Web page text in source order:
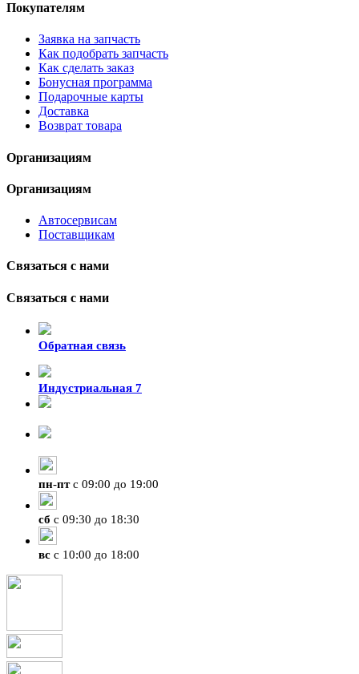
Покупателям
Заявка на запчасть
Как подобрать запчасть
Как сделать заказ
Бонусная программа
Подарочные карты
Доставка
Возврат товара
Организациям
Организациям
Автосервисам
Поставщикам
Связаться с нами
Связаться с нами
Обратная связь
Индустриальная 7
пн-птс 09:00 до 19:00
сб с 09:30 до 18:30
вс с 10:00 до 18:00